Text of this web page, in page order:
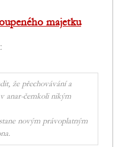
majetku
že přechovávání a
anar-čemkoli nikým
novým právoplatným